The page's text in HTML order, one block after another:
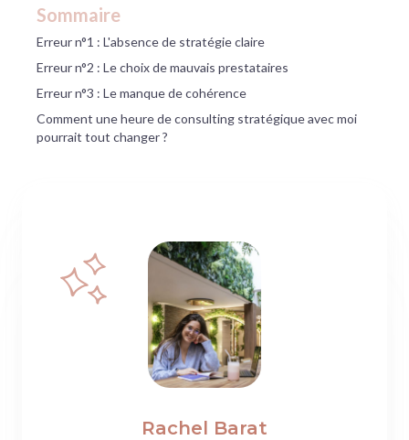
Sommaire
Erreur n°1 : L'absence de stratégie claire
Erreur n°2 : Le choix de mauvais prestataires
Erreur n°3 : Le manque de cohérence
Comment une heure de consulting stratégique avec moi
pourrait tout changer ?
Rachel Barat